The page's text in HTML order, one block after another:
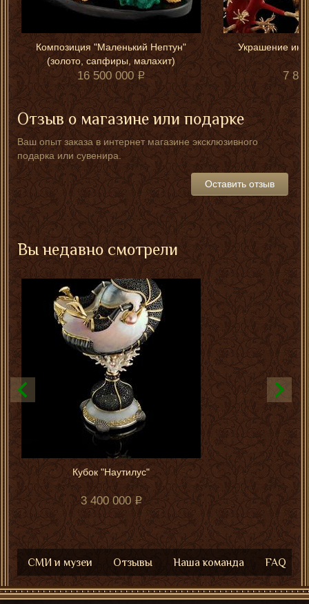
Композиция "Маленький Нептун"
(золото, сапфиры, малахит)
16 500 000
Украшение
7
Отзыв о магазине или подарке
Ваш опыт заказа в интернет магазине эксклюзивного
подарка или сувенира.
Оставить отзыв
Вы недавно смотрели
Кубок "Наутилус"
3 400 000
СМИ и музеи Отзывы Наша команда FAQ